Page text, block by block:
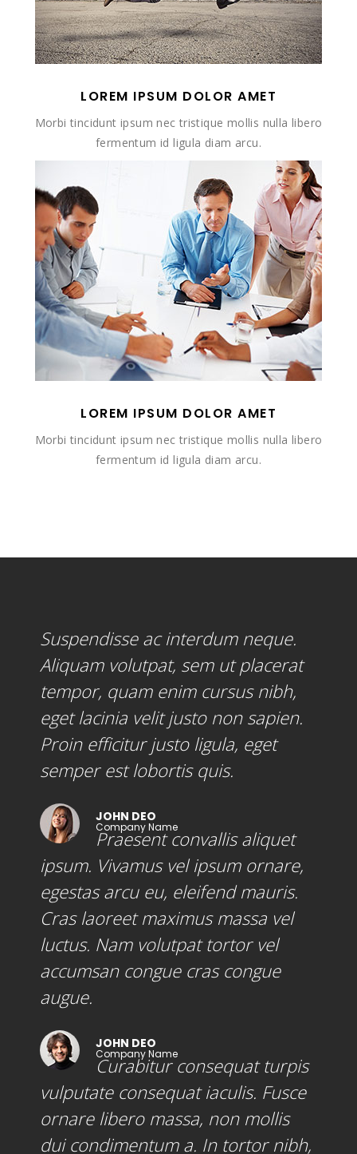
LOREM IPSUM DOLOR AMET
Morbi tincidunt ipsum nec tristique mollis nulla libero
fermentum id ligula diam arcu.
LOREM IPSUM DOLOR AMET
Morbi tincidunt ipsum nec tristique mollis nulla libero
fermentum id ligula diam arcu.
Suspendisse ac interdum neque.
Aliquam volutpat, sem ut placerat
tempor, quam enim cursus nibh,
eget lacinia velit justo non sapien.
Proin efficitur justo ligula, eget
semper est lobortis quis.
JOHN DEO
Company Name
Praesent convallis aliquet
ipsum. Vivamus vel ipsum ornare,
egestas arcu eu, eleifend mauris.
Cras laoreet maximus massa vel
luctus. Nam volutpat tortor vel
accumsan congue cras congue
augue.
JOHN DEO
Company Name
Curabitur consequat turpis
vulputate consequat iaculis. Fusce
ornare libero massa, non mollis
dui condimentum a. In tortor nibh,